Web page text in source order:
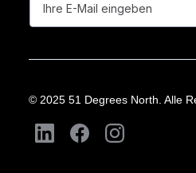
© 2025 51 Degrees North. Alle